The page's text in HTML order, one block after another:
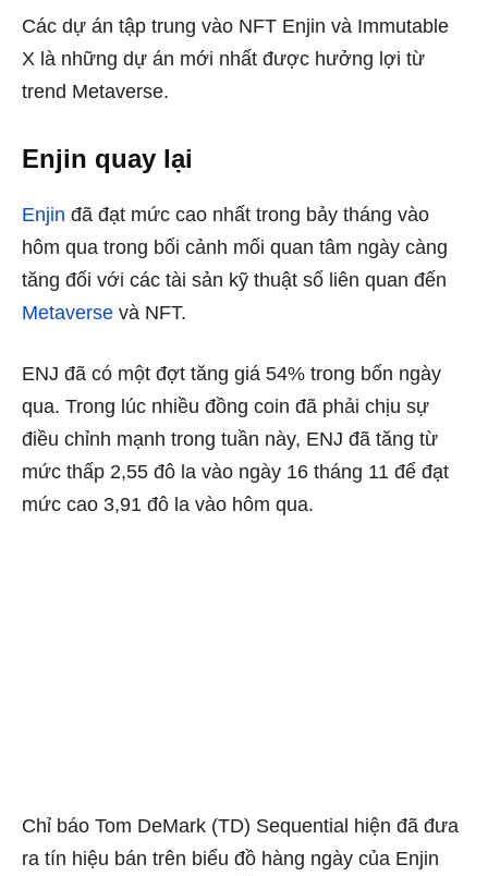
Các dự án tập trung vào NFT Enjin và Immutable
X là những dự án mới nhất được hưởng lợi từ
trend Metaverse.
Enjin quay lại
Enjin đã đạt mức cao nhất trong bảy tháng vào
hôm qua trong bối cảnh mối quan tâm ngày càng
tăng đối với các tài sản kỹ thuật số liên quan đến
Metaverse và NFT.
ENJ đã có một đợt tăng giá 54% trong bốn ngày
qua. Trong lúc nhiều đồng coin đã phải chịu sự
điều chỉnh mạnh trong tuần này, ENJ đã tăng từ
mức thấp 2,55 đô la vào ngày 16 tháng 11 để đạt
mức cao 3,91 đô la vào hôm qua.
Chỉ báo Tom DeMark (TD) Sequential hiện đã đưa
ra tín hiệu bán trên biểu đồ hàng ngày của Enjin